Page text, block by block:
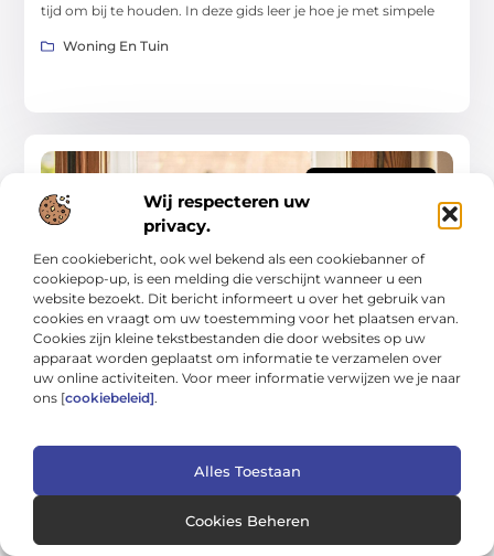
Wij respecteren uw
privacy.
Een cookiebericht, ook wel bekend als een cookiebanner of
cookiepop-up, is een melding die verschijnt wanneer u een
website bezoekt. Dit bericht informeert u over het gebruik van
cookies en vraagt om uw toestemming voor het plaatsen ervan.
Cookies zijn kleine tekstbestanden die door websites op uw
apparaat worden geplaatst om informatie te verzamelen over
uw online activiteiten. Voor meer informatie verwijzen we je naar
ons [cookiebeleid].
Alles Toestaan
Cookies Beheren
tijd om bij te houden. In deze gids leer je hoe je met simpele
Woning En Tuin
WONING EN TUIN
Overzichtsgids voor beter wonen en tuinieren
het hele jaar door
Een huis dat in elk seizoen prettig aanvoelt en een tuin die je
niet alleen in juni gebruikt, beginnen bij slimme basiskeuzes.
In deze overzichtsgids
WONING EN TUIN